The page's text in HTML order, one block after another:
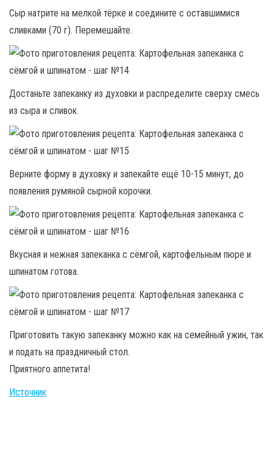
Сыр натрите на мелкой тёрке и соедините с оставшимися
сливками (70 г). Перемешайте.
Достаньте запеканку из духовки и распределите сверху смесь
из сыра и сливок.
Верните форму в духовку и запекайте ещё 10-15 минут, до
появления румяной сырной корочки.
Вкусная и нежная запеканка с сёмгой, картофельным пюре и
шпинатом готова.
Приготовить такую запеканку можно как на семейный ужин, так
и подать на праздничный стол.
Приятного аппетита!
Источник